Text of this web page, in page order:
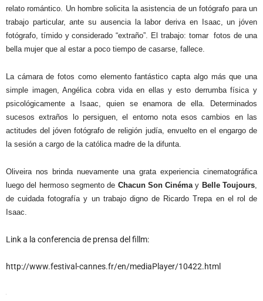
relato romántico. Un hombre solicita la asistencia de un fotógrafo para un
trabajo particular, ante su ausencia la labor deriva en Isaac, un jóven
fotógrafo, tímido y considerado “extraño”. El trabajo: tomar
fotos de una
bella mujer que al estar a poco tiempo de casarse, fallece.
La cámara de fotos como elemento fantástico capta algo más que una
simple imagen, Angélica cobra vida en ellas y esto derrumba física y
psicológicamente a Isaac, quien se enamora de ella. Determinados
sucesos extraños lo persiguen, el entorno nota esos cambios en las
actitudes del jóven fotógrafo de religión judía, envuelto en el engargo de
la sesión a cargo de la católica madre de la difunta.
Oliveira nos brinda nuevamente una grata experiencia cinematográfica
luego del hermoso segmento de Chacun Son Cinéma y Belle Toujours
de cuidada fotografía y un trabajo digno de Ricardo Trepa en el rol de
Isaac.
Link a la conferencia de prensa del fillm:
http://www.festival-cannes.fr/en/mediaPlayer/10422.html